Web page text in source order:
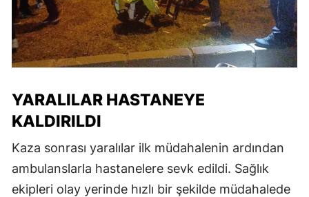
YARALILAR HASTANEYE
KALDIRILDI
Kaza sonrası yaralılar ilk müdahalenin ardından
ambulanslarla hastanelere sevk edildi. Sağlık
ekipleri olay yerinde hızlı bir şekilde müdahalede